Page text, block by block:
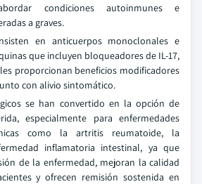
condiciones autoinmunes e
a graves.
en anticuerpos monoclonales e
que incluyen bloqueadores de IL-17,
proporcionan beneficios modificadores
con alivio sintomático.
se han convertido en la opción de
especialmente para enfermedades
como la artritis reumatoide, la
inflamatoria intestinal, ya que
de la enfermedad, mejoran la calidad
y ofrecen remisión sostenida en